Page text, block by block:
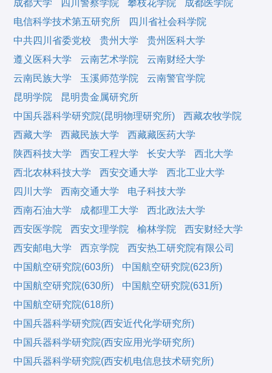
成都大学
四川警察学院 攀枝花学院
成都医学院
电信科学技术第五研究所
四川省社会科学院
中共四川省委党校
贵州大学
贵州医科大学
遵义医科大学
云南艺术学院
云南财经大学
云南民族大学
玉溪师范学院
云南警官学院
昆明学院
昆明贵金属研究所
中国兵器科学研究院(昆明物理研究所)
西藏农牧学院
西藏大学
西藏民族大学
西藏藏医药大学
陕西科技大学
西安工程大学 长安大学
西北大学
西北农林科技大学
西安交通大学
西北工业大学
四川大学
西南交通大学
电子科技大学
西南石油大学
成都理工大学
西北政法大学
西安医学院
西安文理学院 榆林学院
西安财经大学
西安邮电大学
西京学院
西安热工研究院有限公司
中国航空研究院(603所)
中国航空研究院(623所)
中国航空研究院(630所)
中国航空研究院(631所)
中国航空研究院(618所)
中国兵器科学研究院(西安近代化学研究所)
中国兵器科学研究院(西安应用光学研究所)
中国兵器科学研究院(西安机电信息技术研究所)